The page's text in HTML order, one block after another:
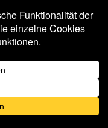
von WordPress